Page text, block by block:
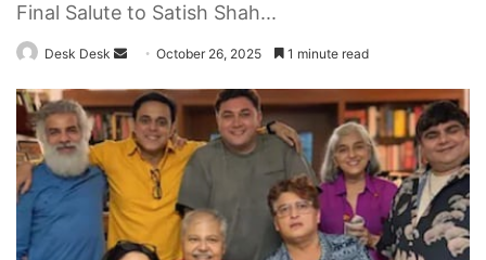
Final Salute to Satish Shah...
Desk Desk
Send
email
October 26, 2025 1 minute read